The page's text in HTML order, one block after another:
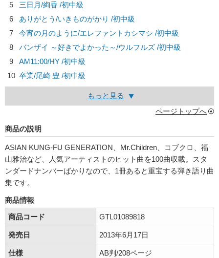
5
三日月/絢香 /初中級
6
ありがとう/いきものがかり /初中級
7
今宵の月のように/エレファントカシマシ /初中級
8
バンザイ ～好きでよかった～/ウルフルズ /初中級
9
AM11:00/HY /初中級
10 卒業/尾崎 豊 /初中級
もっと見る
ページトップへ
商品の説明
ASIAN KUNG-FU GENERATION、Mr.Children、コブクロ、福
山雅治など、人気アーティストのヒット曲を100曲収載。スタ
ンダードナンバーばかりなので、1冊あると重宝する弾き語り曲
集です。
商品情報
商品コード
GTL01089818
発売日 2013年6月17日
仕様 AB判/208ページ